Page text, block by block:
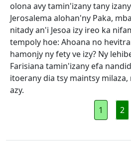
olona avy tamin'izany tany
Jerosalema alohan'ny Paka,
nitady an'i Jesoa izy ireo ka
tempoly hoe: Ahoana no
hamonjy ny fety ve izy? Ny
Farisiana tamin'izany efa
itoerany dia tsy maintsy
azy.
1
2